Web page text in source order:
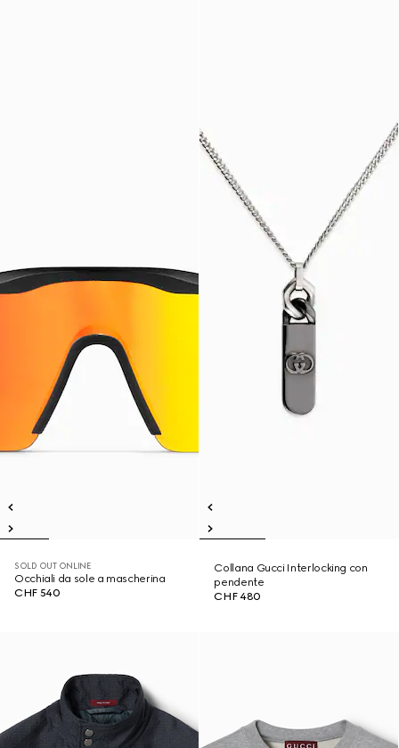
SOLD OUT ONLINE
Occhiali da sole a mascherina
CHF 540
Collana Gucci Interlocking con
pendente
CHF 480